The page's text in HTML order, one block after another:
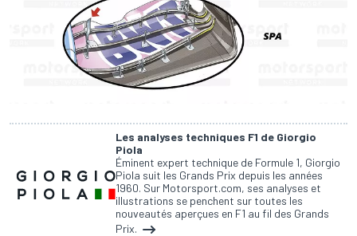
Les analyses techniques F1 de Giorgio
Piola
Éminent expert technique de Formule 1, Giorgio
Piola suit les Grands Prix depuis les années
1960. Sur Motorsport.com, ses analyses et
illustrations se penchent sur toutes les
nouveautés aperçues en F1 au fil des Grands
Prix.